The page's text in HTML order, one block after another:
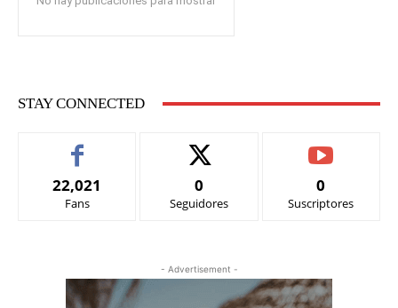
STAY CONNECTED
22,021
Fans
0
Seguidores
0
Suscriptores
- Advertisement -